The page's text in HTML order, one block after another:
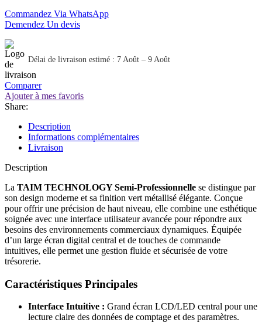
Commandez Via WhatsApp
Demendez Un devis
Délai de livraison estimé : 7 Août – 9 Août
Comparer
Ajouter à mes favoris
Share:
Description
Informations complémentaires
Livraison
Description
La TAIM TECHNOLOGY Semi-Professionnelle se distingue par
son design moderne et sa finition vert métallisé élégante. Conçue
pour offrir une précision de haut niveau, elle combine une esthétique
soignée avec une interface utilisateur avancée pour répondre aux
besoins des environnements commerciaux dynamiques. Équipée
d’un large écran digital central et de touches de commande
intuitives, elle permet une gestion fluide et sécurisée de votre
trésorerie.
Caractéristiques Principales
Interface Intuitive : Grand écran LCD/LED central pour une
lecture claire des données de comptage et des paramètres.